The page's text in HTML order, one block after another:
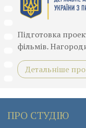
Підготовка
фільмів.
Детальніше
ПРО СТУДІЮ